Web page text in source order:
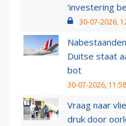
‘investering
30-07-2026,
Duitse staat
bot
30-07-2026, 11:58
Vraag naar
druk door